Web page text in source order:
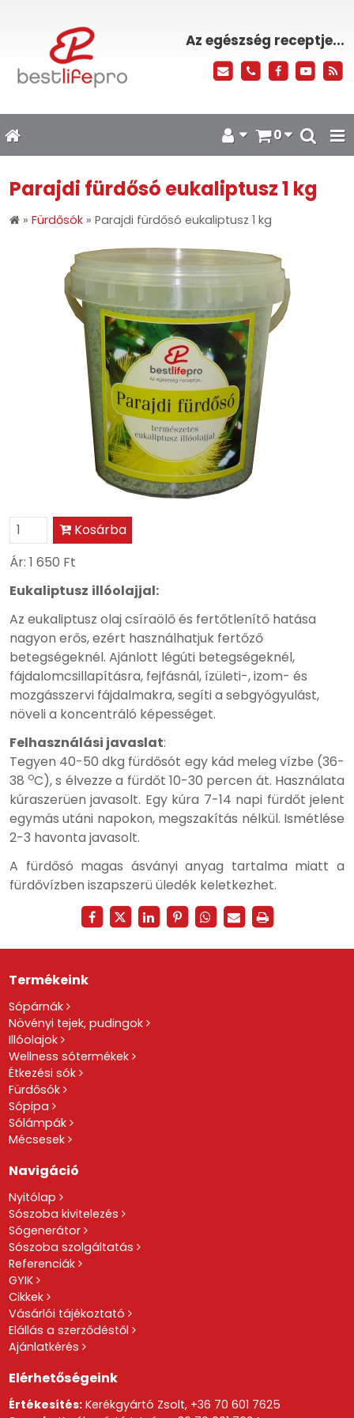
Az egészség receptje...
0
Parajdi fürdősó eukaliptusz 1 kg
» Fürdősók » Parajdi fürdősó eukaliptusz 1 kg
Kosárba
Ár: 1 650 Ft
Eukaliptusz illóolajjal:
Az eukaliptusz olaj csíraölő és fertőtlenítő hatása
nagyon erős, ezért használhatjuk fertőző
betegségeknél. Ajánlott légúti betegségeknél,
fájdalomcsillapításra, fejfásnál, ízületi-, izom- és
mozgásszervi fájdalmakra, segíti a sebgyógyulást,
növeli a koncentráló képességet.
Felhasználási javaslat:
Tegyen 40-50 dkg fürdősót egy kád meleg vízbe (36-
38 oC), s élvezze a fürdőt 10-30 percen át. Használata
kúraszerüen javasolt. Egy kúra 7-14 napi fürdőt jelent
egymás utáni napokon, megszakítás nélkül. Ismétlése
2-3 havonta javasolt.
A fürdősó magas ásványi anyag tartalma miatt a
fürdővízben iszapszerü üledék keletkezhet.
Termékeink
Sópárnák
Növényi tejek, pudingok
Illóolajok
Wellness sótermékek
Étkezési sók
Fürdősók
Sópipa
Sólámpák
Mécsesek
Navigáció
Nyitólap
Sószoba kivitelezés
Sógenerátor
Sószoba szolgáltatás
Referenciák
GYIK
Cikkek
Vásárlói tájékoztató
Elállás a szerződéstől
Ajánlatkérés
Elérhetőségeink
Értékesítés:Kerékgyártó Zsolt, +36 70 601 7625